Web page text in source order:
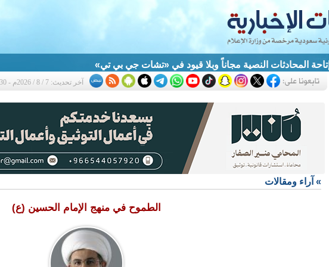
إتاحة المحادثات النصية مجاناً وبلا قيود في «تشات جي بي تي»
آخر تحديث: 7 / 8 / 2026م - 8:30 م
» آراء ومقالات
الطموح في منهج الإمام الحسين (ع)